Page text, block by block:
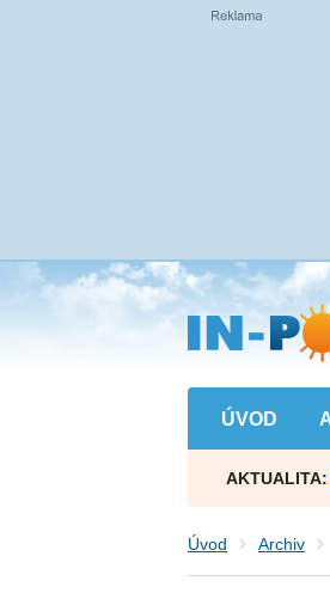
Přejít
na
hlavní
obsah
ÚVOD
AKTUALITA:
Úvod Archiv